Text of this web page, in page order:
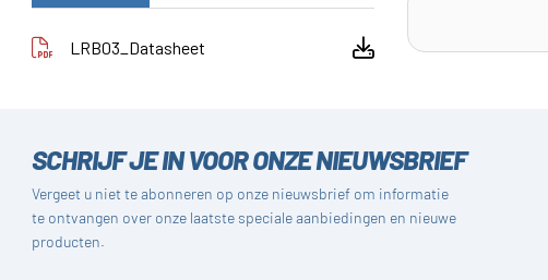
LRB03_Datasheet
SCHRIJF JE IN VOOR ONZE NIEUWSBRIEF
Vergeet u niet te abonneren op onze nieuwsbrief om informatie
te ontvangen over onze laatste speciale aanbiedingen en nieuwe
producten.